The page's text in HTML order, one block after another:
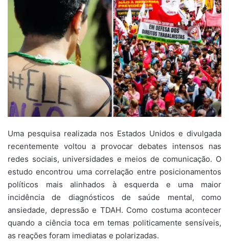
Uma pesquisa realizada nos Estados Unidos e divulgada
recentemente voltou a provocar debates intensos nas
redes sociais, universidades e meios de comunicação. O
estudo encontrou uma correlação entre posicionamentos
políticos mais alinhados à esquerda e uma maior
incidência de diagnósticos de saúde mental, como
ansiedade, depressão e TDAH. Como costuma acontecer
quando a ciência toca em temas politicamente sensíveis,
as reações foram imediatas e polarizadas.